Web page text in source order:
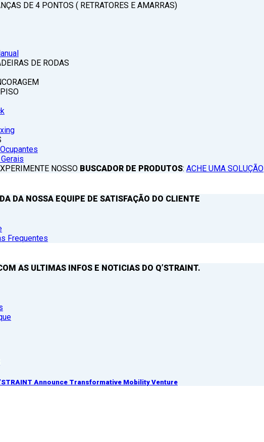
DE 4 PONTOS ( RETRATORES E AMARRAS)
DE RODAS
NOSSO BUSCADOR DE PRODUTOS: ACHE UMA SOLUÇÃO
DA NOSSA EQUIPE DE SATISFAÇÃO DO CLIENTE
Frequentes
AS ULTIMAS INFOS E NOTICIAS DO Q’STRAINT.
Announce Transformative Mobility Venture